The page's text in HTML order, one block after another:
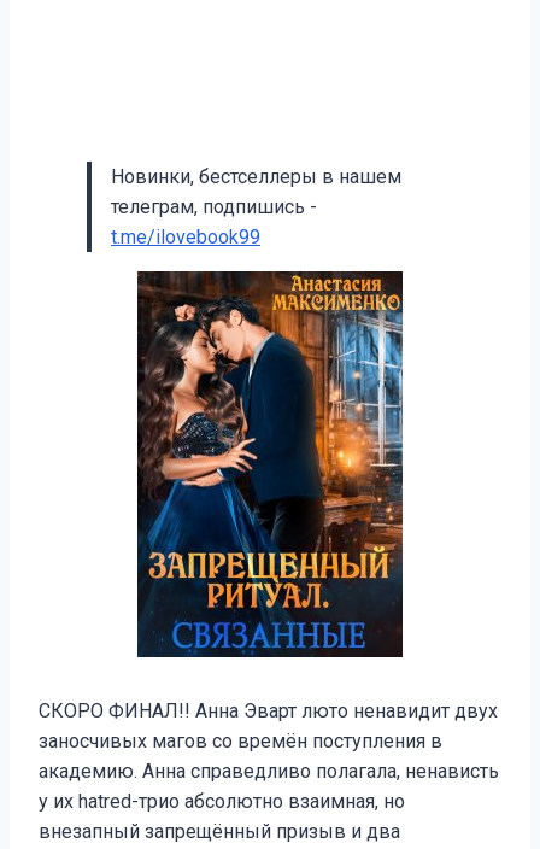
Новинки, бестселлеры в нашем
телеграм, подпишись -
t.me/ilovebook99
СКОРО ФИНАЛ!! Анна Эварт люто ненавидит двух
заносчивых магов со времён поступления в
академию. Анна справедливо полагала, ненависть
у их hatred-трио абсолютно взаимная, но
внезапный запрещённый призыв и два